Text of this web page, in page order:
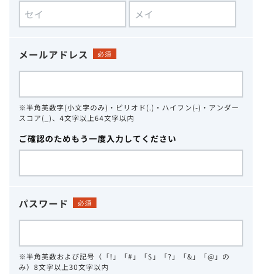
メールアドレス 必須
※半角英数字(小文字のみ)・ピリオド(.)・ハイフン(-)・アンダー
スコア(_)、4文字以上64文字以内
ご確認のためもう一度入力してください
パスワード 必須
※半角英数および記号（「!」「#」「$」「?」「&」「@」の
み）8文字以上30文字以内